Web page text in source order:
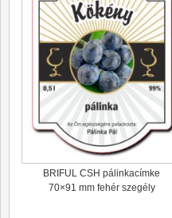
BRIFUL CSH pálinkacímke
70×91 mm fehér szegély